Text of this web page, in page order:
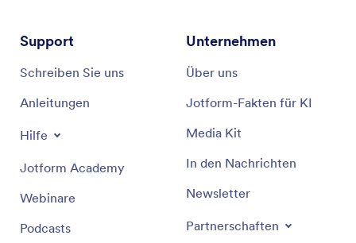
Support
Schreiben Sie uns
Anleitungen
Hilfe
Jotform Academy
Webinare
Podcasts
Unternehmen
Über uns
Jotform-Fakten für KI
Media Kit
In den Nachrichten
Newsletter
Partnerschaften